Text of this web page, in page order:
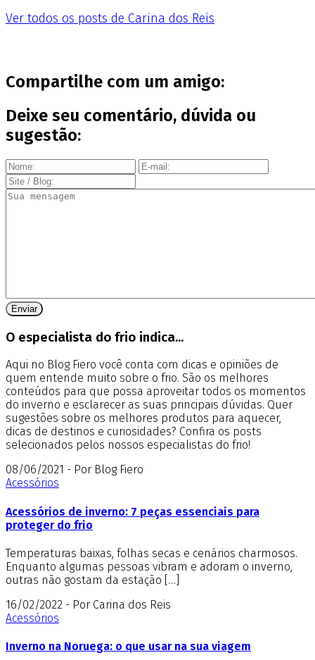
Ver todos os posts de Carina dos Reis
Compartilhe com um amigo:
Deixe seu comentário, dúvida ou
sugestão:
O especialista do frio indica...
Aqui no Blog Fiero você conta com dicas e opiniões de
quem entende muito sobre o frio. São os melhores
conteúdos para que possa aproveitar todos os momentos
do inverno e esclarecer as suas principais dúvidas. Quer
sugestões sobre os melhores produtos para aquecer,
dicas de destinos e curiosidades? Confira os posts
selecionados pelos nossos especialistas do frio!
08/06/2021 - Por Blog Fiero
Acessórios
Acessórios de inverno: 7 peças essenciais para
proteger do frio
Temperaturas baixas, folhas secas e cenários charmosos.
Enquanto algumas pessoas vibram e adoram o inverno,
outras não gostam da estação […]
16/02/2022 - Por Carina dos Reis
Acessórios
Inverno na Noruega: o que usar na sua viagem